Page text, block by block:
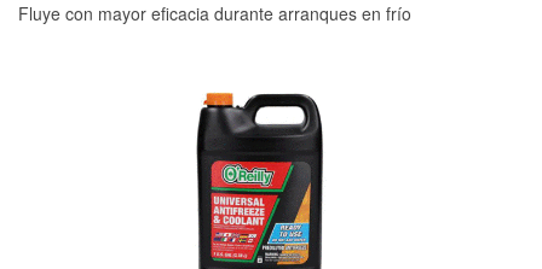
Fluye con mayor eficacia durante arranques en frío